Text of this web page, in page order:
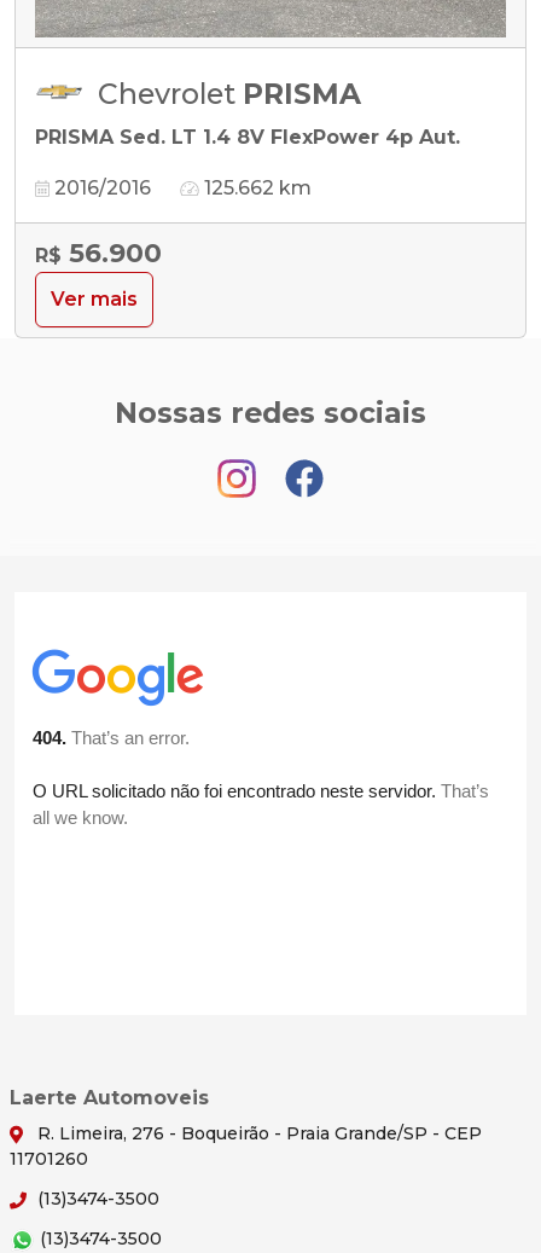
Chevrolet PRISMA
PRISMA Sed. LT 1.4 8V FlexPower 4p Aut.
2016/2016 125.662 km
R$ 56.900
Ver mais
Nossas redes sociais
Laerte Automoveis
R. Limeira, 276 - Boqueirão - Praia Grande/SP - CEP
11701260
(13)3474-3500
(13)3474-3500